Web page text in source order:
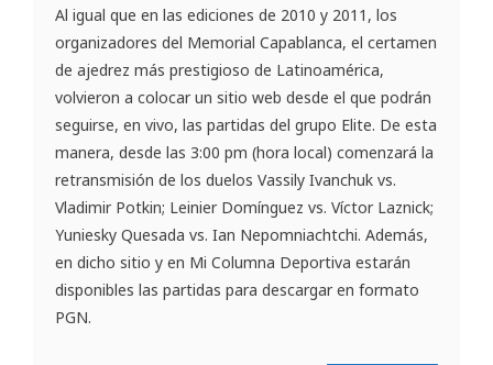
Al igual que en las ediciones de 2010 y 2011, los
organizadores del Memorial Capablanca, el certamen
de ajedrez más prestigioso de Latinoamérica,
volvieron a colocar un sitio web desde el que podrán
seguirse, en vivo, las partidas del grupo Elite. De esta
manera, desde las 3:00 pm (hora local) comenzará la
retransmisión de los duelos Vassily Ivanchuk vs.
Vladimir Potkin; Leinier Domínguez vs. Víctor Laznick;
Yuniesky Quesada vs. Ian Nepomniachtchi. Además,
en dicho sitio y en Mi Columna Deportiva estarán
disponibles las partidas para descargar en formato
PGN.